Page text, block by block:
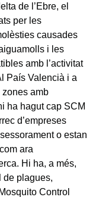
de l’Ebre, el
per les
causades
i les
amb l’activitat
País Valencià i a
zones amb
ha hagut cap SCM
d’empreses
o estan
ara
Hi ha, a més,
de plagues,
Control